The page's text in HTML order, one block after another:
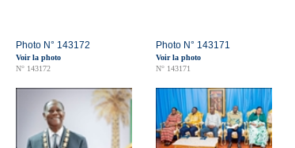
Photo N° 143172
Voir la photo
N° 143172
Photo N° 143171
Voir la photo
N° 143171